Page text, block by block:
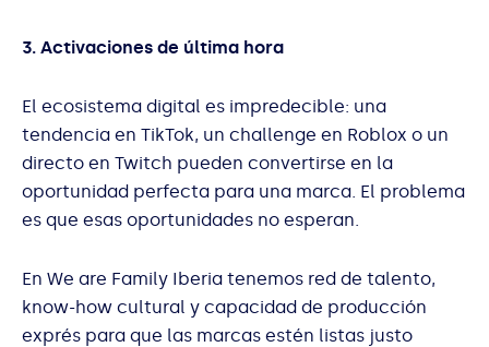
3. Activaciones de última hora
El ecosistema digital es impredecible: una
tendencia en TikTok, un challenge en Roblox o un
directo en Twitch pueden convertirse en la
oportunidad perfecta para una marca. El problema
es que esas oportunidades no esperan.
En We are Family Iberia tenemos red de talento,
know-how cultural y capacidad de producción
exprés para que las marcas estén listas justo